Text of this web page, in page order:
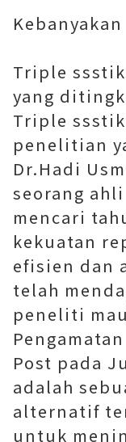
Triple
yang
Triple
penelitian
Dr.Hadi
seorang
mencari
kekuatan
efisien dan
telah
peneliti
Post pada
adalah
alternatif
untuk